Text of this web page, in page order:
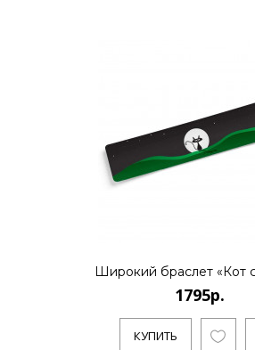
Широкий браслет «Кот
1795р.
КУПИТЬ